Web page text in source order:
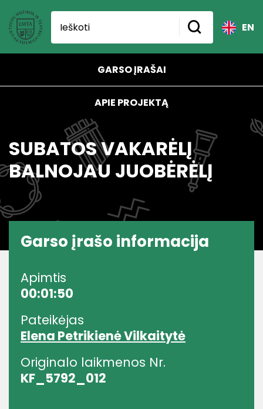
EN
GARSO ĮRAŠAI
APIE PROJEKTĄ
SUBATOS VAKARĖLĮ
BALNOJAU JUOBĖRĖLĮ
Garso įrašo informacija
Apimtis
00:01:50
Pateikėjas
Elena Petrikienė Vilkaitytė
Originalo laikmenos Nr.
KF_5792_012